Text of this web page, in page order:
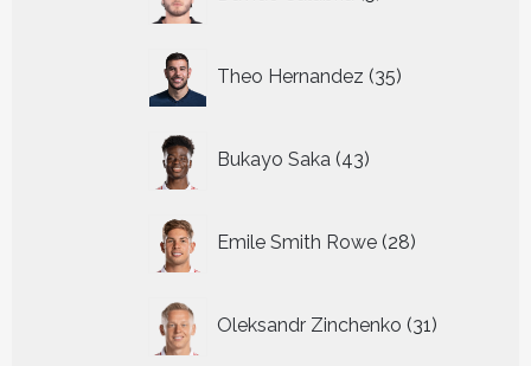
producten
Theo Hernandez 35
producten
Bukayo Saka 43
producten
Emile Smith Rowe 28
producten
Oleksandr Zinchenko 31
producten